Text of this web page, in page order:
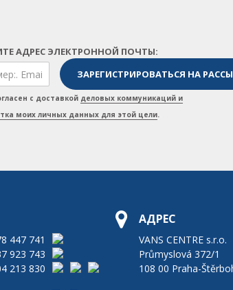
АДРЕС ЭЛЕКТРОННОЙ ПОЧТЫ:
с доставкой деловых коммуникаций и
моих личных данных для этой цели.
447 741
923 743
213 830
АДРЕС
VANS CENTRE s.r.o.
Průmyslová 372/1
108 00 Praha-